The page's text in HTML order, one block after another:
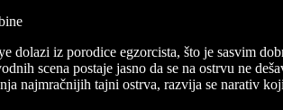
dolazi iz porodice egzorcista, što je sasvim
scena postaje jasno da se na ostrvu ne
najmračnijih tajni ostrva, razvija se narativ